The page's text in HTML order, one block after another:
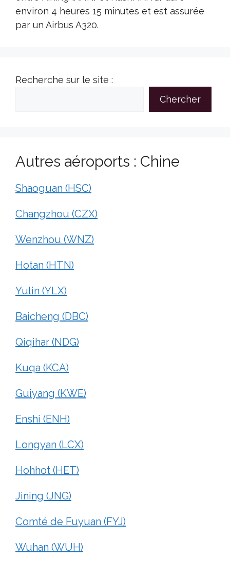
environ 4 heures 15 minutes et est assurée
par un Airbus A320.
Recherche sur le site :
Chercher
Autres aéroports : Chine
Shaoguan (HSC)
Changzhou (CZX)
Wenzhou (WNZ)
Hotan (HTN)
Yulin (YLX)
Baicheng (DBC)
Qiqihar (NDG)
Kuqa (KCA)
Guiyang (KWE)
Enshi (ENH)
Longyan (LCX)
Hohhot (HET)
Jining (JNG)
Comté de Fuyuan (FYJ)
Wuhan (WUH)